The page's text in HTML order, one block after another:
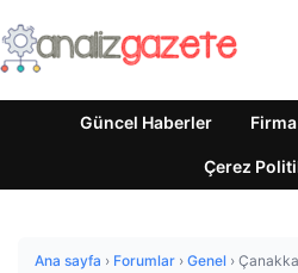
Güncel Haberler
Çerez
Ana sayfa › Forumlar › Genel ›